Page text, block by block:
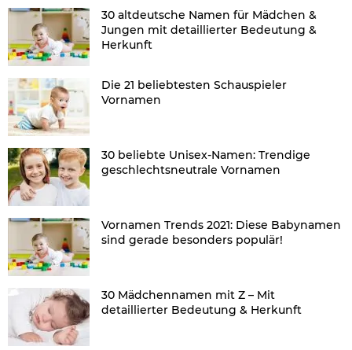
30 altdeutsche Namen für Mädchen &
Jungen mit detaillierter Bedeutung &
Herkunft
Die 21 beliebtesten Schauspieler
Vornamen
30 beliebte Unisex-Namen: Trendige
geschlechtsneutrale Vornamen
Vornamen Trends 2021: Diese Babynamen
sind gerade besonders populär!
30 Mädchennamen mit Z – Mit
detaillierter Bedeutung & Herkunft